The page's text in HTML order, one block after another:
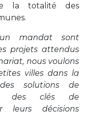
la totalité des
mandat sont
projets attendus
nous voulons
villes dans la
solutions de
des clés de
leurs décisions